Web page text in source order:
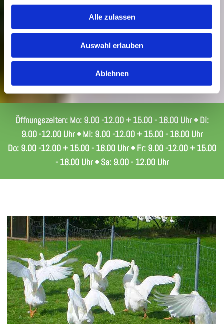
Alle zulassen
Auswahl erlauben
Ablehnen
Öffnungszeiten: Mo: 9.00 -12.00+ 15.00 - 18.00 Uhr • Di:
9.00 -12.00 Uhr • Mi: 9.00 -12.00 + 15.00 - 18.00 Uhr
Do: 9.00 -12.00 + 15.00 - 18.00 Uhr • Fr: 9.00 -12.00 + 15.00
- 18.00 Uhr • Sa: 9.00 - 12.00 Uhr